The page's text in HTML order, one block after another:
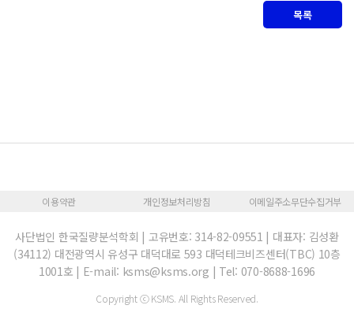
목록
이용약관 개인정보처리방침 이메일주소무단수집거부
사단법인 한국질량분석학회 | 고유번호: 314-82-09551 | 대표자: 김성환
(34112) 대전광역시 유성구 대덕대로 593 대덕테크비즈센터(TBC) 10층
1001호 | E-mail: ksms@ksms.org | Tel: 070-8688-1696
Copyright ⓒ KSMS. All Rights Reserved.